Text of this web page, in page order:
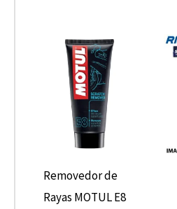
Removedor de
Rayas MOTUL E8